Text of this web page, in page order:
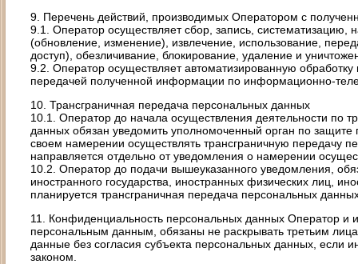
9. Перечень действий, производимых Оператором с
9.1. Оператор осуществляет сбор, запись, систематизацию,
(обновление, изменение), извлечение, использование,
доступ), обезличивание, блокирование, удаление и
9.2. Оператор осуществляет автоматизированную
передачей полученной информации по информационно-
10. Трансграничная передача персональных данных
10.1. Оператор до начала осуществления деятельности по
данных обязан уведомить уполномоченный орган по
своем намерении осуществлять трансграничную передачу
направляется отдельно от уведомления о намерении
10.2. Оператор до подачи вышеуказанного уведомления,
иностранного государства, иностранных физических лиц,
планируется трансграничная передача персональных
11. Конфиденциальность персональных данных Оператор и
персональным данным, обязаны не раскрывать третьим
данные без согласия субъекта персональных данных, если
законом.